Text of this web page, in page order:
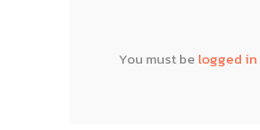
You must be logged in